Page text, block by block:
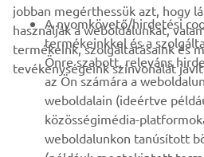
B2B
TÖBB YAMAHA
TÁMOGATÁS
jobban megérthessük azt, hogy
használják a weboldalunkat,
termékeink, szolgáltatásaink és
tevékenységeink színvonalát
A nyomkövető/hirdetési
termékeinkkel és a
Önre szabott, releváns
az Ön számára a
weboldalain (ideértve
közösségimédia-
weboldalunkon tanúsított